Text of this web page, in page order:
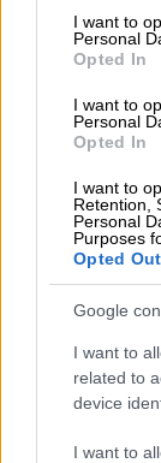
consent section.
I want to
Personal
Opted In
I want to
Personal
Opted In
I want to
Retention,
Personal
Purposes
Opted Out
Google
I want to
related to
device
I want to
Τηλεόραση|
Special
Το «Special
στις 00:45,
που μιλά
για την